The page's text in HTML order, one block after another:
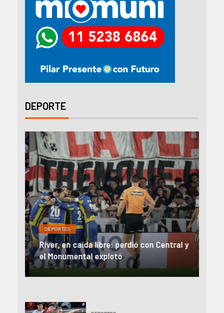
DEPORTE
DEPORTES
River, en caída libre: perdió con Central y
el Monumental explotó